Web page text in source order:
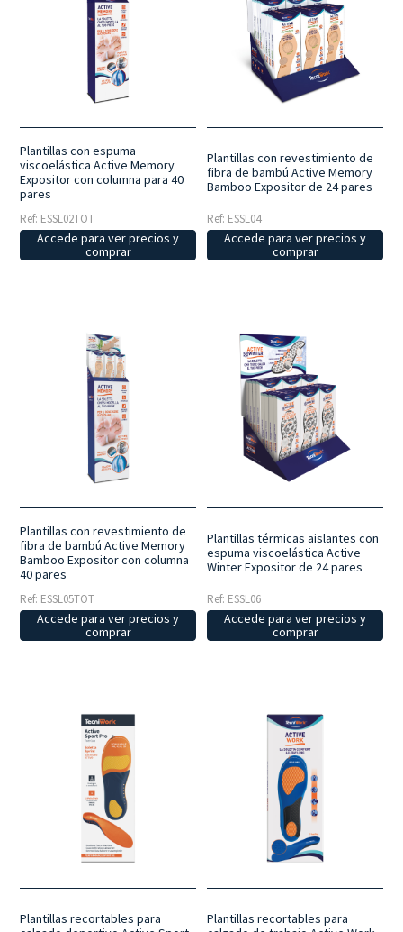
Plantillas con espuma
viscoelástica Active Memory
Expositor con columna para 40
pares
Ref: ESSL02TOT
Accede para ver precios y
comprar
Plantillas con revestimiento de
fibra de bambú Active Memory
Bamboo Expositor de 24 pares
Ref: ESSL04
Accede para ver precios y
comprar
Plantillas con revestimiento de
fibra de bambú Active Memory
Bamboo Expositor con columna
40 pares
Ref: ESSL05TOT
Accede para ver precios y
comprar
Plantillas térmicas aislantes con
espuma viscoelástica Active
Winter Expositor de 24 pares
Ref: ESSL06
Accede para ver precios y
comprar
Plantillas recortables para
Plantillas recortables para